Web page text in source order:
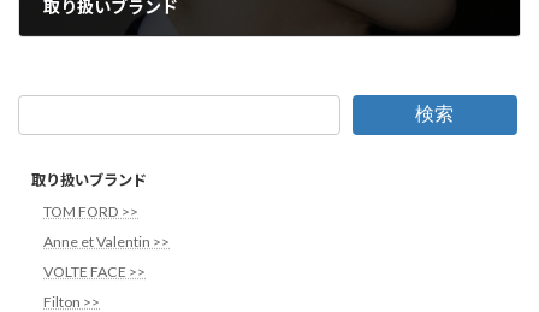
取り扱いブランド
検索
取り扱いブランド
TOM FORD >>
Anne et Valentin >>
VOLTE FACE >>
Filton >>